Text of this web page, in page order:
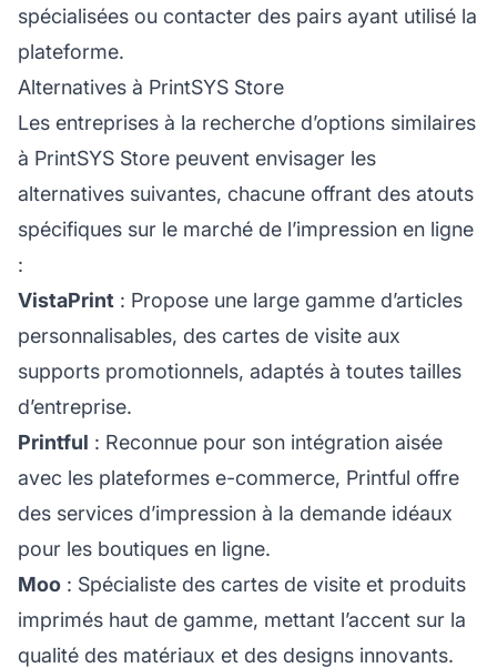
spécialisées ou contacter des pairs ayant utilisé la
plateforme.
Alternatives à PrintSYS Store
Les entreprises à la recherche d’options similaires
à PrintSYS Store peuvent envisager les
alternatives suivantes, chacune offrant des atouts
spécifiques sur le marché de l’impression en ligne
:
VistaPrint : Propose une large gamme d’articles
personnalisables, des cartes de visite aux
supports promotionnels, adaptés à toutes tailles
d’entreprise.
Printful : Reconnue pour son intégration aisée
avec les plateformes e-commerce, Printful offre
des services d’impression à la demande idéaux
pour les boutiques en ligne.
Moo : Spécialiste des cartes de visite et produits
imprimés haut de gamme, mettant l’accent sur la
qualité des matériaux et des designs innovants.